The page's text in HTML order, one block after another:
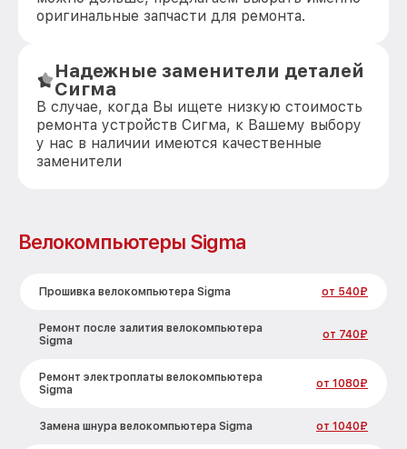
оригинальные запчасти для ремонта.
Надежные заменители деталей
Сигма
В случае, когда Вы ищете низкую стоимость
ремонта устройств Сигма, к Вашему выбору
у нас в наличии имеются качественные
заменители
Велокомпьютеры Sigma
Прошивка велокомпьютера Sigma от 540₽
Ремонт после залития велокомпьютера
Sigma
от 740₽
Ремонт электроплаты велокомпьютера
Sigma
от 1080₽
Замена шнура велокомпьютера Sigma от 1040₽